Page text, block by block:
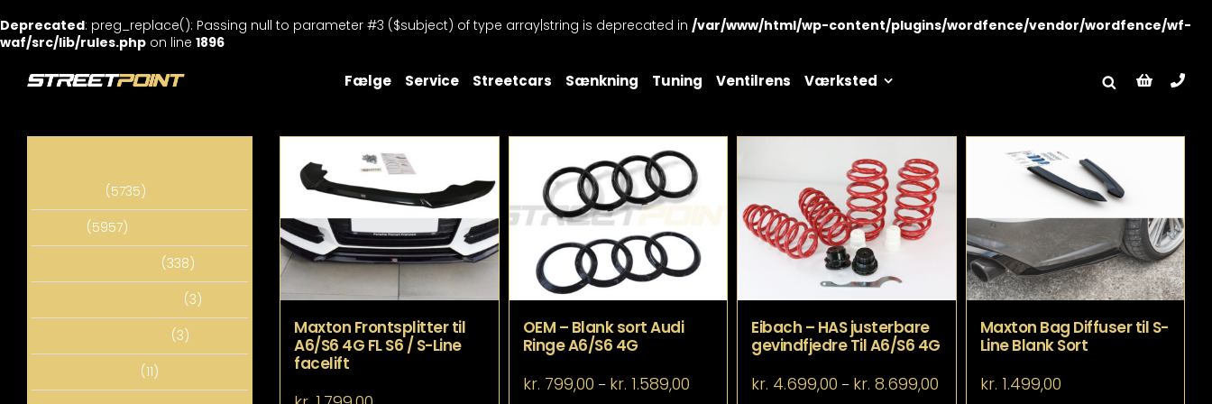
Deprecated: preg_replace(): Passing null to parameter #3 ($subject) of type array|string is deprecated in /var/www/html/wp-content/plugins/wordfence/vendor/wordfence/wf-
waf/src/lib/rules.php on line 1896
Fælge Service Streetcars Sænkning Tuning Ventilrens Værksted
Maxton Frontsplitter til
A6/S6 4G FL S6 / S-Line
facelift
OEM – Blank sort Audi
Ringe A6/S6 4G
kr. 799,00 – kr. 1.589,00Prisinterval:
Eibach – HAS justerbare
gevindfjedre Til A6/S6 4G
kr. 4.699,00 – kr. 8.699,00 Prisinterval:
Maxton Bag Diffuser til S-
Line Blank Sort
kr. 1.499,00
(5735)
(5957)
(338)
(3)
(3)
(11)